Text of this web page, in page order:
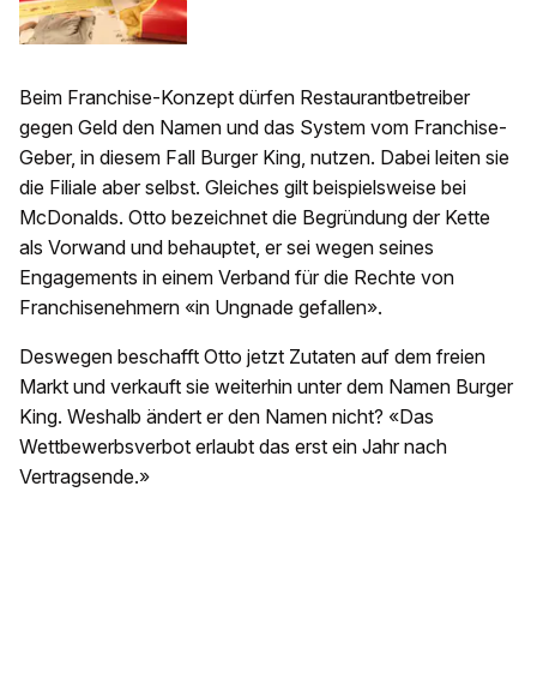
Beim Franchise-Konzept dürfen Restaurantbetreiber
gegen Geld den Namen und das System vom Franchise-
Geber, in diesem Fall Burger King, nutzen. Dabei leiten sie
die Filiale aber selbst. Gleiches gilt beispielsweise bei
McDonalds. Otto bezeichnet die Begründung der Kette
als Vorwand und behauptet, er sei wegen seines
Engagements in einem Verband für die Rechte von
Franchisenehmern «in Ungnade gefallen».
Deswegen beschafft Otto jetzt Zutaten auf dem freien
Markt und verkauft sie weiterhin unter dem Namen Burger
King. Weshalb ändert er den Namen nicht? «Das
Wettbewerbsverbot erlaubt das erst ein Jahr nach
Vertragsende.»